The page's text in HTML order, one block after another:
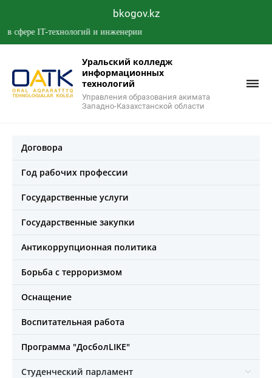
bkogov.kz
IT-технологий и инженерии
Уральский колледж
информационных
технологий
Управления образования акимата
Западно-Казахстанской области
Договора
Год рабочих профессии
Государственные услуги
Государственные закупки
Антикоррупционная политика
Борьба с терроризмом
Оснащение
Воспитательная работа
Программа "ДосболLIKE"
Студенческий парламент